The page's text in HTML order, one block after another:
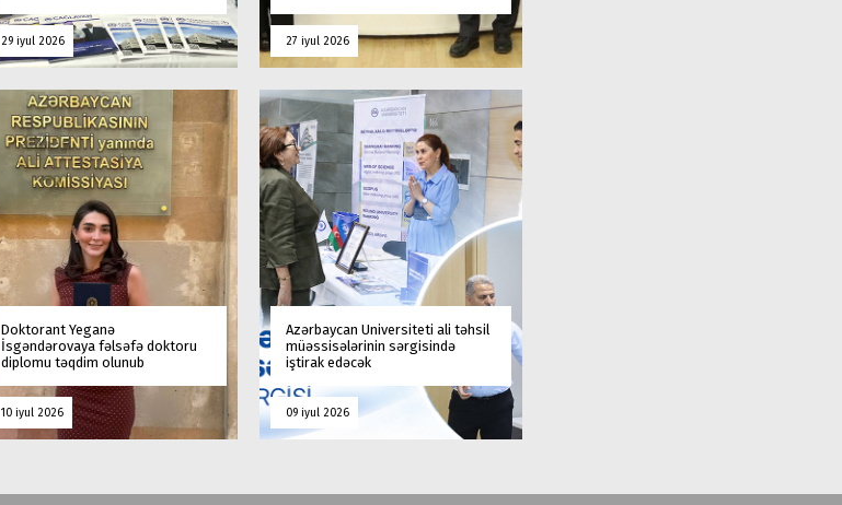
29 iyul 2026 27 iyul 2026
Doktorant Yeganə
İsgəndərovaya fəlsəfə doktoru
diplomu təqdim olunub
10 iyul 2026
Azərbaycan Universiteti ali təhsil
müəssisələrinin sərgisində
iştirak edəcək
09 iyul 2026